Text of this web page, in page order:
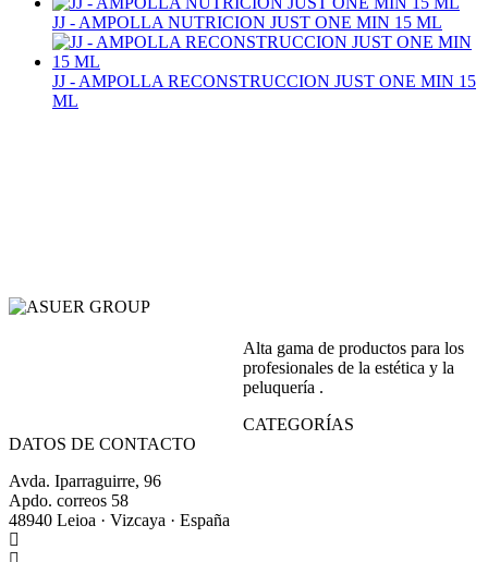
JJ - AMPOLLA NUTRICION JUST ONE MIN 15 ML
JJ - AMPOLLA RECONSTRUCCION JUST ONE MIN 15
ML
Alta gama de productos para los
profesionales de la estética y la
peluquería .
CATEGORÍAS
DATOS DE CONTACTO
Avda. Iparraguirre, 96
Apdo. correos 58
48940 Leioa · Vizcaya · España